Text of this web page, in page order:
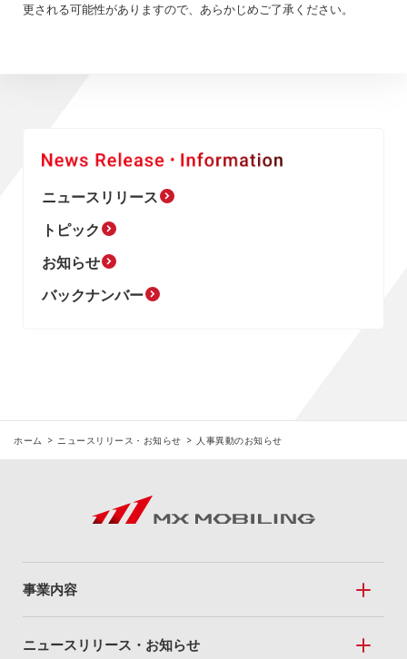
更される可能性がありますので、あらかじめご了承ください。
ニュースリリース
トピック
お知らせ
バックナンバー
ホーム ニュースリリース・お知らせ 人事異動のお知らせ
事業内容
事業内容トップ
ニュースリリース・お知らせ